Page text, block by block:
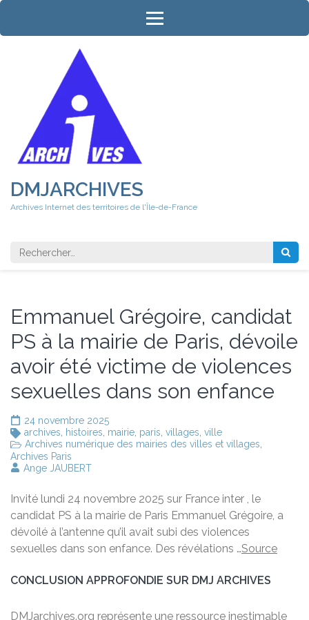
Aller
contenu
DMJARCHIVES
Archives Internet des territoires de l'Île-de-France
Rechercher
Emmanuel Grégoire, candidat
PS à la mairie de Paris, dévoile
avoir été victime de violences
sexuelles dans son enfance
24 novembre 2025
archives
histoires mairie paris villages ville
Archives numérique des mairies des villes et villages
Archives Paris
Ange JAUBERT
Invité lundi 24 novembre 2025 sur France inter , le
candidat PS à la mairie de Paris Emmanuel Grégoire, a
dévoilé à l’antenne qu’il avait subi des violences
sexuelles dans son enfance. Des révélations …Source
CONCLUSION APPROFONDIE SUR DMJ ARCHIVES
DMJarchives.org représente une ressource inestimable